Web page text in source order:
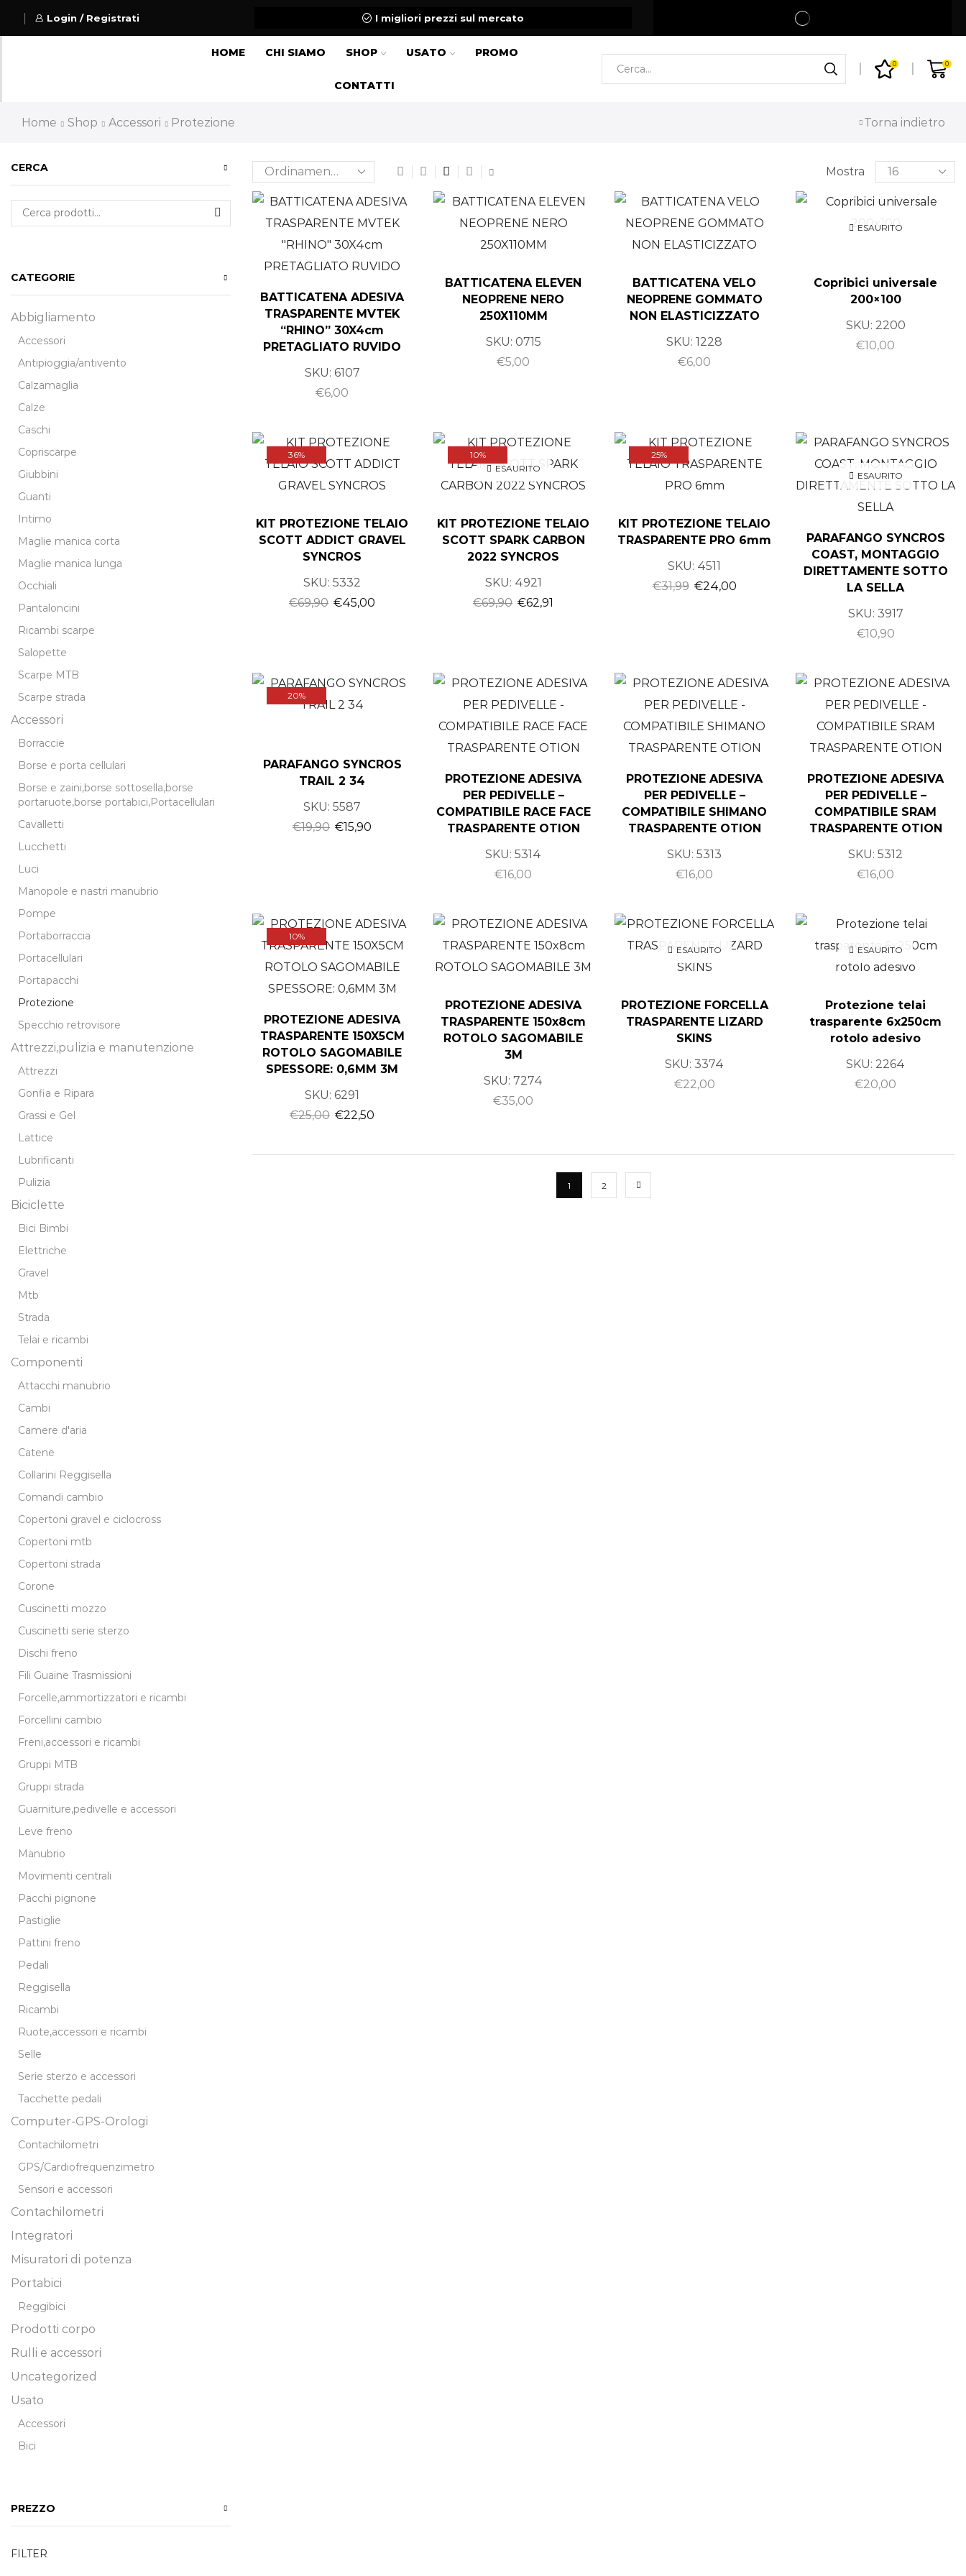
Login / Registrati I migliori prezzi sul mercato Spedizione gratuita per ordini superiori a 99€
HOME CHI SIAMO SHOP USATO PROMO
CONTATTI
0 0
Home Shop Accessori Protezione Torna indietro
Mostra
BATTICATENA ADESIVA
TRASPARENTE MVTEK
“RHINO” 30X4cm
PRETAGLIATO RUVIDO
SKU: 6107
€6,00
BATTICATENA ELEVEN
NEOPRENE NERO
250X110MM
SKU: 0715
€5,00
BATTICATENA VELO
NEOPRENE GOMMATO
NON ELASTICIZZATO
SKU: 1228
€6,00
ESAURITO
Copribici universale
200×100
SKU: 2200
€10,00
36%
KIT PROTEZIONE TELAIO
SCOTT ADDICT GRAVEL
SYNCROS
SKU: 5332
€69,90 €45,00
10%
ESAURITO
KIT PROTEZIONE TELAIO
SCOTT SPARK CARBON
2022 SYNCROS
SKU: 4921
€69,90 €62,91
25%
KIT PROTEZIONE TELAIO
TRASPARENTE PRO 6mm
SKU: 4511
€31,99 €24,00
ESAURITO
PARAFANGO SYNCROS
COAST, MONTAGGIO
DIRETTAMENTE SOTTO
LA SELLA
SKU: 3917
€10,90
20%
PARAFANGO SYNCROS
TRAIL 2 34
SKU: 5587
€19,90 €15,90
PROTEZIONE ADESIVA
PER PEDIVELLE –
COMPATIBILE RACE FACE
TRASPARENTE OTION
SKU: 5314
€16,00
PROTEZIONE ADESIVA
PER PEDIVELLE –
COMPATIBILE SHIMANO
TRASPARENTE OTION
SKU: 5313
€16,00
PROTEZIONE ADESIVA
PER PEDIVELLE –
COMPATIBILE SRAM
TRASPARENTE OTION
SKU: 5312
€16,00
10%
PROTEZIONE ADESIVA
TRASPARENTE 150X5CM
ROTOLO SAGOMABILE
SPESSORE: 0,6MM 3M
SKU: 6291
€25,00 €22,50
PROTEZIONE ADESIVA
TRASPARENTE 150x8cm
ROTOLO SAGOMABILE
3M
SKU: 7274
€35,00
ESAURITO
PROTEZIONE FORCELLA
TRASPARENTE LIZARD
SKINS
SKU: 3374
€22,00
ESAURITO
Protezione telai
trasparente 6x250cm
rotolo adesivo
SKU: 2264
€20,00
1 2
CERCA
CATEGORIE
Abbigliamento
Accessori
Antipioggia/antivento
Calzamaglia
Calze
Caschi
Copriscarpe
Giubbini
Guanti
Intimo
Maglie manica corta
Maglie manica lunga
Occhiali
Pantaloncini
Ricambi scarpe
Salopette
Scarpe MTB
Scarpe strada
Accessori
Borraccie
Borse e porta cellulari
Borse e zaini,borse sottosella,borse
portaruote,borse portabici,Portacellulari
Cavalletti
Lucchetti
Luci
Manopole e nastri manubrio
Pompe
Portaborraccia
Portacellulari
Portapacchi
Protezione
Specchio retrovisore
Attrezzi,pulizia e manutenzione
Attrezzi
Gonfia e Ripara
Grassi e Gel
Lattice
Lubrificanti
Pulizia
Biciclette
Bici Bimbi
Elettriche
Gravel
Mtb
Strada
Telai e ricambi
Componenti
Attacchi manubrio
Cambi
Camere d'aria
Catene
Collarini Reggisella
Comandi cambio
Copertoni gravel e ciclocross
Copertoni mtb
Copertoni strada
Corone
Cuscinetti mozzo
Cuscinetti serie sterzo
Dischi freno
Fili Guaine Trasmissioni
Forcelle,ammortizzatori e ricambi
Forcellini cambio
Freni,accessori e ricambi
Gruppi MTB
Gruppi strada
Guarniture,pedivelle e accessori
Leve freno
Manubrio
Movimenti centrali
Pacchi pignone
Pastiglie
Pattini freno
Pedali
Reggisella
Ricambi
Ruote,accessori e ricambi
Selle
Serie sterzo e accessori
Tacchette pedali
Computer-GPS-Orologi
Contachilometri
GPS/Cardiofrequenzimetro
Sensori e accessori
Contachilometri
Integratori
Misuratori di potenza
Portabici
Reggibici
Prodotti corpo
Rulli e accessori
Uncategorized
Usato
Accessori
Bici
PREZZO
FILTER